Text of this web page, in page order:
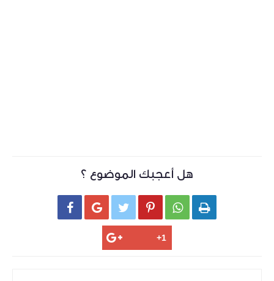
هل أعجبك الموضوع ؟
     